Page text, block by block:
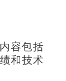
容包括
和技术